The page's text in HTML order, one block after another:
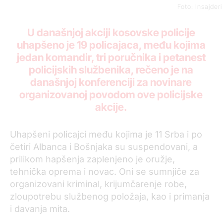
Foto: Insajderi
U današnjoj akciji kosovske policije
uhapšeno je 19 policajaca, među kojima
jedan komandir, tri poručnika i petanest
policijskih službenika, rečeno je na
današnjoj konferenciji za novinare
organizovanoj povodom ove policijske
akcije.
Uhapšeni policajci među kojima je 11 Srba i po
četiri Albanca i Bošnjaka su suspendovani, a
prilikom hapšenja zaplenjeno je oružje,
tehnička oprema i novac. Oni se sumnjiče za
organizovani kriminal, krijumčarenje robe,
zloupotrebu službenog položaja, kao i primanja
i davanja mita.